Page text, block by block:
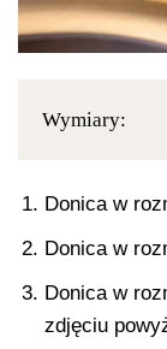
Wymiary:
Donica w
Donica w
Donica w
zdjęciu